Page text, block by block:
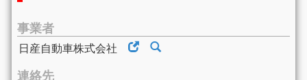
事業者
日産自動車株式会社
連絡先